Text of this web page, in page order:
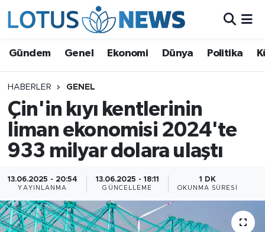
Gündem Genel Ekonomi Dünya Politika
HABERLER GENEL
Çin'in kıyı kentlerinin
liman ekonomisi 2024'te
933 milyar dolara ulaştı
13.06.2025 - 20:54
YAYINLANMA
13.06.2025 - 18:11
GÜNCELLEME
1 DK
OKUNMA SÜRESI
Ekonomi
Dünya
Politika
Bilim ve Teknoloji